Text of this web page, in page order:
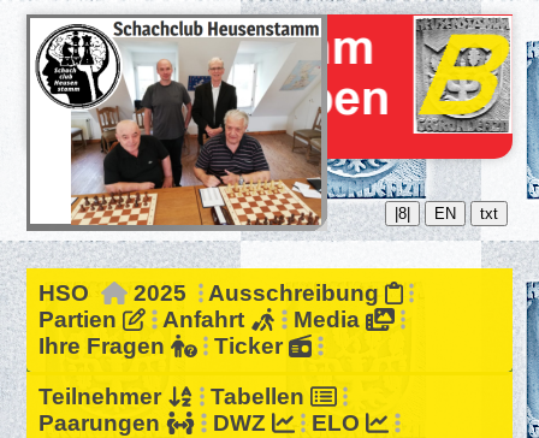
|8| EN txt
HSO 2025
Ausschreibung
Partien
Anfahrt
Media
Ihre Fragen
Ticker
Teilnehmer
Tabellen
Paarungen
DWZ ELO